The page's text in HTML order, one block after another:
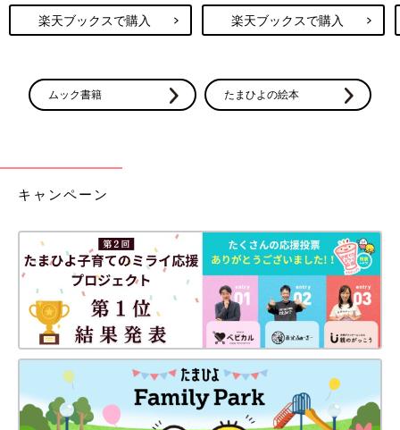
楽天ブックスで購入 楽天ブックスで購入
ムック書籍 たまひよの絵本
キャンペーン